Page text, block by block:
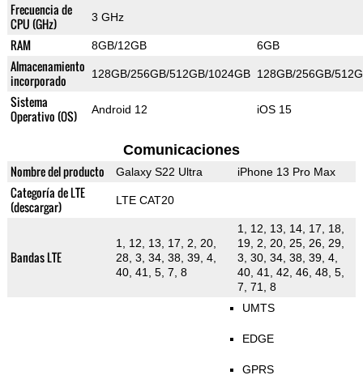
Frecuencia de
CPU (GHz)
3 GHz
RAM 8GB/12GB 6GB
Almacenamiento
incorporado
128GB/256GB/512GB/1024GB 128GB/256GB/
Sistema
Operativo (OS)
Android 12 iOS 15
Comunicaciones
Nombre del producto Galaxy S22 Ultra iPhone 13 Pro Max
Categoría de LTE
(descargar)
LTE CAT20
Bandas LTE
1, 12, 13, 17, 2, 20,
28, 3, 34, 38, 39, 4,
40, 41, 5, 7, 8
1, 12, 13, 14, 17, 18,
19, 2, 20, 25, 26, 29,
3, 30, 34, 38, 39, 4,
40, 41, 42, 46, 48, 5,
7, 71, 8
UMTS
EDGE
GPRS